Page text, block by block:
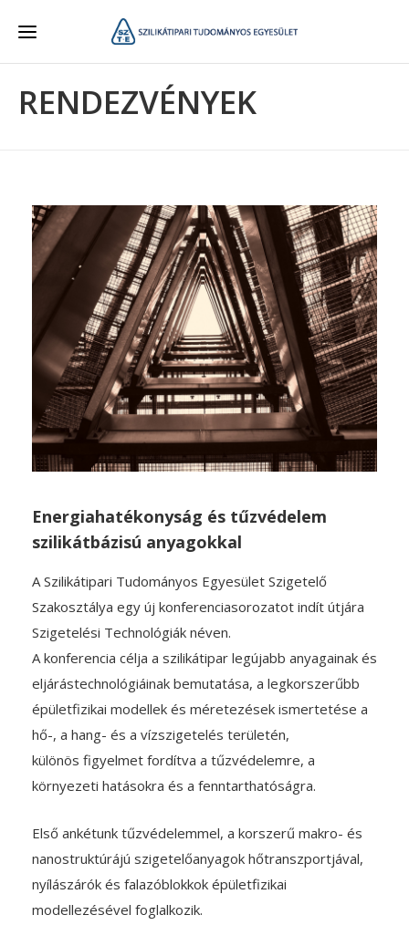
RENDEZVÉNYEK
Energiahatékonyság és tűzvédelem
szilikátbázisú anyagokkal
A Szilikátipari Tudományos Egyesület Szigetelő
Szakosztálya egy új konferenciasorozatot indít útjára
Szigetelési Technológiák néven.
A konferencia célja a szilikátipar legújabb anyagainak és
eljárástechnológiáinak bemutatása, a legkorszerűbb
épületfizikai modellek és méretezések ismertetése a
hő-, a hang- és a vízszigetelés területén,
különös figyelmet fordítva a tűzvédelemre, a
környezeti hatásokra és a fenntarthatóságra.
Első ankétunk tűzvédelemmel, a korszerű makro- és
nanostruktúrájú szigetelőanyagok hőtranszportjával,
nyílászárók és falazóblokkok épületfizikai
modellezésével foglalkozik.